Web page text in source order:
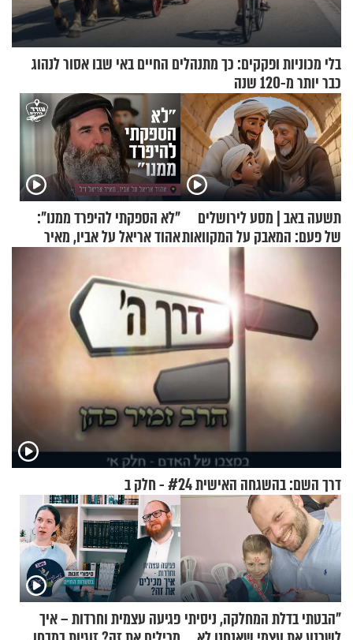
בלי מכוניות ופקקים: כך מתנהלים החיים באי שבו אסור לנהוג
כבר יותר מ-120 שנה
תשעה באב | מסע לירושלים
של פעם: המאבק על המקוואות
"לא הספקתי להיפרד ממנו":
אהוד אריאל על אביו, מאיר
דרך השם: בהשגחה האישית #24 - חלק ב
"הבטתי בדלת המחלקה, ניסיתי פגיעה עצמית וחרדות – איך